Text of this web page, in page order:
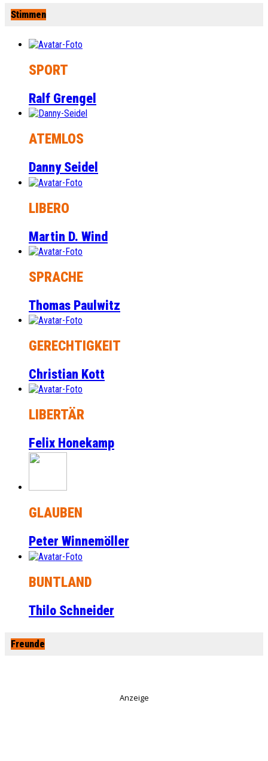
Stimmen
SPORT
Ralf Grengel
ATEMLOS
Danny Seidel
LIBERO
Martin D. Wind
SPRACHE
Thomas Paulwitz
GERECHTIGKEIT
Christian Kott
LIBERTÄR
Felix Honekamp
GLAUBEN
Peter Winnemöller
BUNTLAND
Thilo Schneider
Freunde
Anzeige